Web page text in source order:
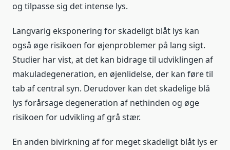
og tilpasse sig det intense lys.
Langvarig eksponering for skadeligt blåt lys kan
også øge risikoen for øjenproblemer på lang sigt.
Studier har vist, at det kan bidrage til udviklingen af
makuladegeneration, en øjenlidelse, der kan føre til
tab af central syn. Derudover kan det skadelige blå
lys forårsage degeneration af nethinden og øge
risikoen for udvikling af grå stær.
En anden bivirkning af for meget skadeligt blåt lys er